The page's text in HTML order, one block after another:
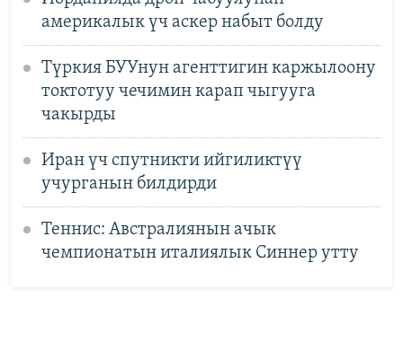
америкалык үч аскер набыт болду
Түркия БУУнун агенттигин каржылоону
токтотуу чечимин карап чыгууга
чакырды
Иран үч спутникти ийгиликтүү
учурганын билдирди
Теннис: Австралиянын ачык
чемпионатын италиялык Синнер утту